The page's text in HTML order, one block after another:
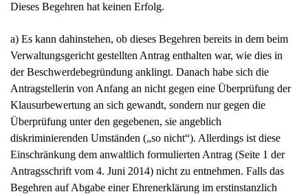
Dieses Begehren hat keinen Erfolg.
a) Es kann dahinstehen, ob dieses Begehren bereits in dem beim
Verwaltungsgericht gestellten Antrag enthalten war, wie dies in
der Beschwerdebegründung anklingt. Danach habe sich die
Antragstellerin von Anfang an nicht gegen eine Überprüfung der
Klausurbewertung an sich gewandt, sondern nur gegen die
Überprüfung unter den gegebenen, sie angeblich
diskriminierenden Umständen („so nicht“). Allerdings ist diese
Einschränkung dem anwaltlich formulierten Antrag (Seite 1 der
Antragsschrift vom 4. Juni 2014) nicht zu entnehmen. Falls das
Begehren auf Abgabe einer Ehrenerklärung im erstinstanzlich